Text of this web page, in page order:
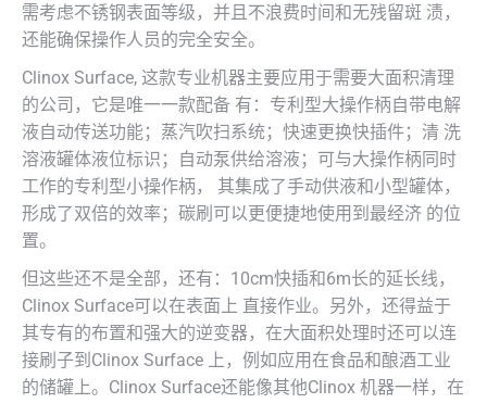
需考虑不锈钢表面等级，并且不浪费时间和无残留斑 渍，
还能确保操作人员的完全安全。
Clinox Surface, 这款专业机器主要应用于需要大面积清理
的公司，它是唯一一款配备 有：专利型大操作柄自带电解
液自动传送功能；蒸汽吹扫系统；快速更换快插件；清 洗
溶液罐体液位标识；自动泵供给溶液；可与大操作柄同时
工作的专利型小操作柄， 其集成了手动供液和小型罐体，
形成了双倍的效率；碳刷可以更便捷地使用到最经济 的位
置。
但这些还不是全部，还有：10cm快插和6m长的延长线，
Clinox Surface可以在表面上 直接作业。另外，还得益于
其专有的布置和强大的逆变器，在大面积处理时还可以连
接刷子到Clinox Surface 上，例如应用在食品和酿酒工业
的储罐上。Clinox Surface还能像其他Clinox 机器一样，在